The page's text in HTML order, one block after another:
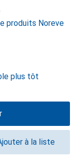
produits Noreve
plus tôt
à la liste